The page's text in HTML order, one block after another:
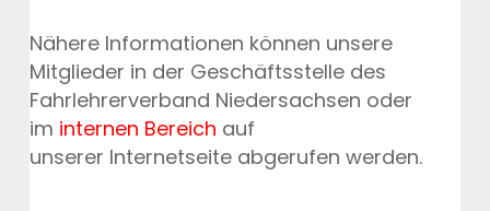
Nähere Informationen können unsere
Mitglieder in der Geschäftsstelle des
Fahrlehrerverband Niedersachsen oder
im internen Bereich auf
unserer Internetseite abgerufen werden.